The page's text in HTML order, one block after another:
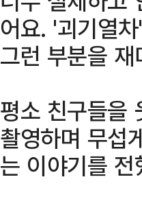
어요. '괴기열
그런 부분을
평소 친구들을
촬영하며 무섭
는 이야기를 전